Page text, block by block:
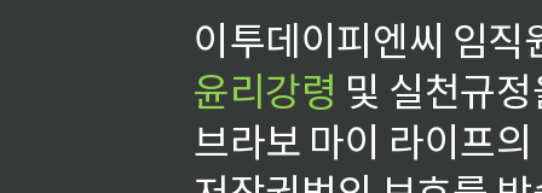
이투데이피엔씨 임
윤리강령 및 실천규
브라보 마이 라이프